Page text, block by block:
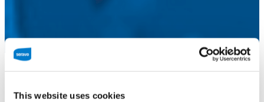
This website uses cookies
Seravo Oy